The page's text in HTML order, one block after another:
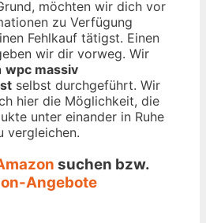
möchten wir dich vor
zu Verfügung
Fehlkauf tätigst. Einen
wir dir vorweg. Wir
wpc massiv
selbst durchgeführt. Wir
hier die Möglichkeit, die
unter einander in Ruhe
vergleichen.
suchen bzw.
Angebote